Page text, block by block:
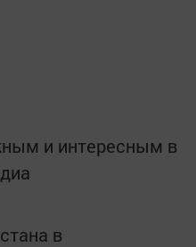
и интересным в
в